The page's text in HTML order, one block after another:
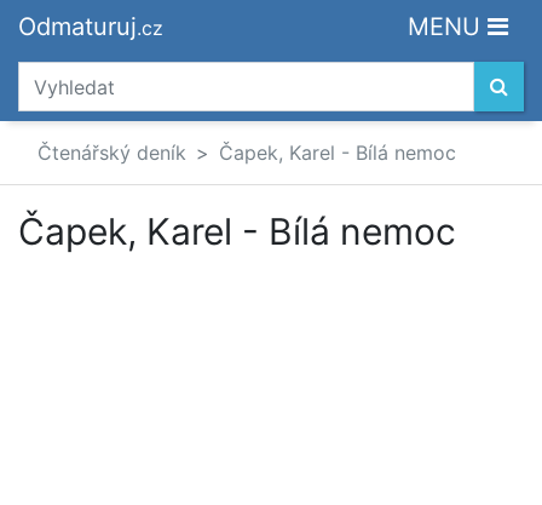
Odmaturuj.cz MENU
Čtenářský deník Čapek, Karel - Bílá nemoc
Čapek, Karel - Bílá nemoc